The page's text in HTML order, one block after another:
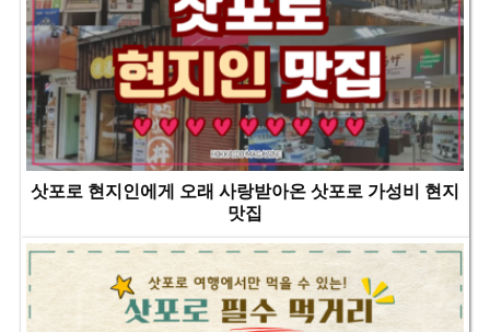
삿포로 현지인에게 오래 사랑받아온 삿포로 가성비 현지
맛집